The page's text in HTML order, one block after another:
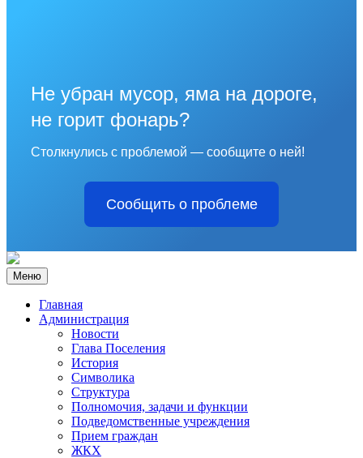
Не убран мусор, яма на дороге,
не горит фонарь?
Столкнулись с проблемой — сообщите о ней!
Сообщить о проблеме
Меню
Главная
Администрация
Новости
Глава Поселения
История
Символика
Структура
Полномочия, задачи и функции
Подведомственные учреждения
Прием граждан
ЖКХ